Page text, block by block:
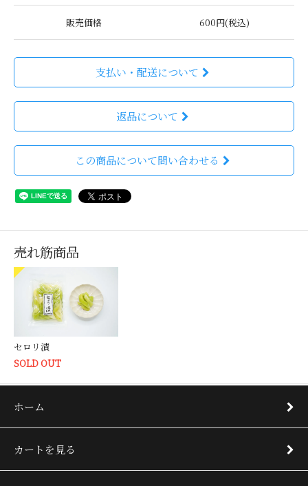
販売価格 600円(税込)
支払い・配送について
返品について
この商品について問い合わせる
売れ筋商品
セロリ漬
SOLD OUT
ホーム
カートを見る